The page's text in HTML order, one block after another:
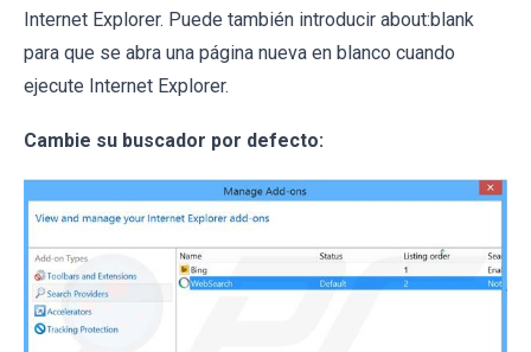
Internet Explorer. Puede también introducir about:blank
para que se abra una página nueva en blanco cuando
ejecute Internet Explorer.
Cambie su buscador por defecto: